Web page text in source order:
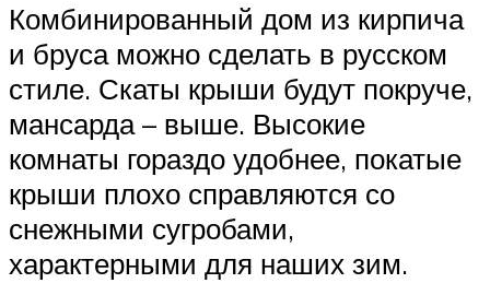
Комбинированный дом из кирпича
и бруса можно сделать в русском
стиле. Скаты крыши будут покруче,
мансарда – выше. Высокие
комнаты гораздо удобнее, покатые
крыши плохо справляются со
снежными сугробами,
характерными для наших зим.